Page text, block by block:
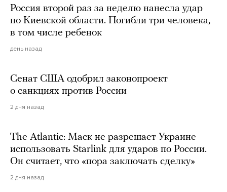
Россия второй раз за неделю нанесла удар
по Киевской области. Погибли три человека,
в том числе ребенок
день назад
Сенат США одобрил законопроект
о санкциях против России
2 дня назад
The Atlantic: Маск не разрешает Украине
использовать Starlink для ударов по России.
Он считает, что «пора заключать сделку»
2 дня назад